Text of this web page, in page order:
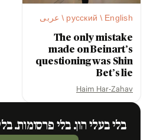
русский / English / عربى
The only mistake
made on Beinart’s
questioning was Shin
Bet’s lie
Haim Har-Zahav
בלי בעלי הון. בלי פרסומות.